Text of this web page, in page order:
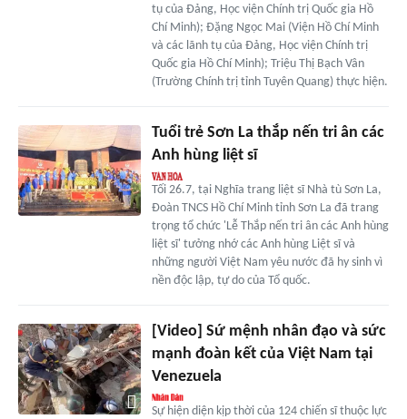
tụ của Đảng, Học viện Chính trị Quốc gia Hồ
Chí Minh); Đặng Ngọc Mai (Viện Hồ Chí Minh
và các lãnh tụ của Đảng, Học viện Chính trị
Quốc gia Hồ Chí Minh); Triệu Thị Bạch Vân
(Trường Chính trị tỉnh Tuyên Quang) thực hiện.
Tuổi trẻ Sơn La thắp nến tri ân các
Anh hùng liệt sĩ
Tối 26.7, tại Nghĩa trang liệt sĩ Nhà tù Sơn La,
Đoàn TNCS Hồ Chí Minh tỉnh Sơn La đã trang
trọng tổ chức 'Lễ Thắp nến tri ân các Anh hùng
liệt sĩ' tưởng nhớ các Anh hùng Liệt sĩ và
những người Việt Nam yêu nước đã hy sinh vì
nền độc lập, tự do của Tổ quốc.
[Video] Sứ mệnh nhân đạo và sức
mạnh đoàn kết của Việt Nam tại
Venezuela
Sự hiện diện kịp thời của 124 chiến sĩ thuộc lực